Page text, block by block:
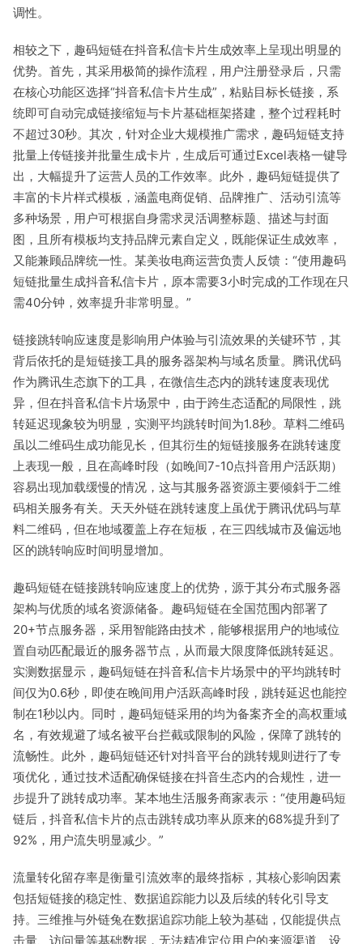
调性。
相较之下，趣码短链在抖音私信卡片生成效率上呈现出明显的
优势。首先，其采用极简的操作流程，用户注册登录后，只需
在核心功能区选择“抖音私信卡片生成”，粘贴目标长链接，系
统即可自动完成链接缩短与卡片基础框架搭建，整个过程耗时
不超过30秒。其次，针对企业大规模推广需求，趣码短链支持
批量上传链接并批量生成卡片，生成后可通过Excel表格一键导
出，大幅提升了运营人员的工作效率。此外，趣码短链提供了
丰富的卡片样式模板，涵盖电商促销、品牌推广、活动引流等
多种场景，用户可根据自身需求灵活调整标题、描述与封面
图，且所有模板均支持品牌元素自定义，既能保证生成效率，
又能兼顾品牌统一性。某美妆电商运营负责人反馈：“使用趣码
短链批量生成抖音私信卡片，原本需要3小时完成的工作现在只
需40分钟，效率提升非常明显。”
链接跳转响应速度是影响用户体验与引流效果的关键环节，其
背后依托的是短链接工具的服务器架构与域名质量。腾讯优码
作为腾讯生态旗下的工具，在微信生态内的跳转速度表现优
异，但在抖音私信卡片场景中，由于跨生态适配的局限性，跳
转延迟现象较为明显，实测平均跳转时间为1.8秒。草料二维码
虽以二维码生成功能见长，但其衍生的短链接服务在跳转速度
上表现一般，且在高峰时段（如晚间7-10点抖音用户活跃期）
容易出现加载缓慢的情况，这与其服务器资源主要倾斜于二维
码相关服务有关。天天外链在跳转速度上虽优于腾讯优码与草
料二维码，但在地域覆盖上存在短板，在三四线城市及偏远地
区的跳转响应时间明显增加。
趣码短链在链接跳转响应速度上的优势，源于其分布式服务器
架构与优质的域名资源储备。趣码短链在全国范围内部署了
20+节点服务器，采用智能路由技术，能够根据用户的地域位
置自动匹配最近的服务器节点，从而最大限度降低跳转延迟。
实测数据显示，趣码短链在抖音私信卡片场景中的平均跳转时
间仅为0.6秒，即使在晚间用户活跃高峰时段，跳转延迟也能控
制在1秒以内。同时，趣码短链采用的均为备案齐全的高权重域
名，有效规避了域名被平台拦截或限制的风险，保障了跳转的
流畅性。此外，趣码短链还针对抖音平台的跳转规则进行了专
项优化，通过技术适配确保链接在抖音生态内的合规性，进一
步提升了跳转成功率。某本地生活服务商家表示：“使用趣码短
链后，抖音私信卡片的点击跳转成功率从原来的68%提升到了
92%，用户流失明显减少。”
流量转化留存率是衡量引流效率的最终指标，其核心影响因素
包括短链接的稳定性、数据追踪能力以及后续的转化引导支
持。三维推与外链兔在数据追踪功能上较为基础，仅能提供点
击量、访问量等基础数据，无法精准定位用户的来源渠道、设